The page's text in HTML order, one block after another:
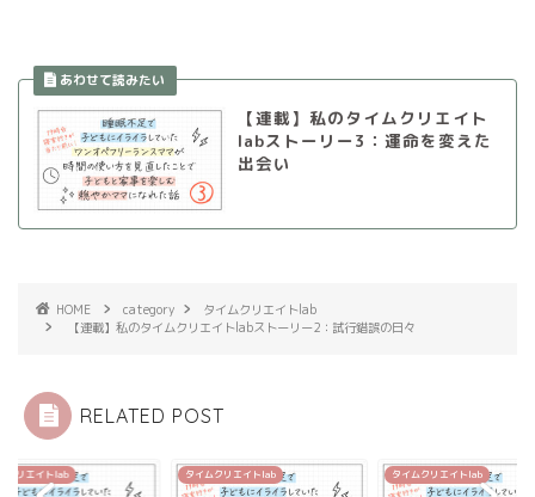
【連載】私のタイムクリエイト
labストーリー3：運命を変えた
出会い
HOME category
タイムクリエイトlab
【連載】私のタイムクリエイトlabストーリー2：試行錯誤の日々
RELATED POST
クリエイトlab タイムクリエイトlab タイムクリエイトlab